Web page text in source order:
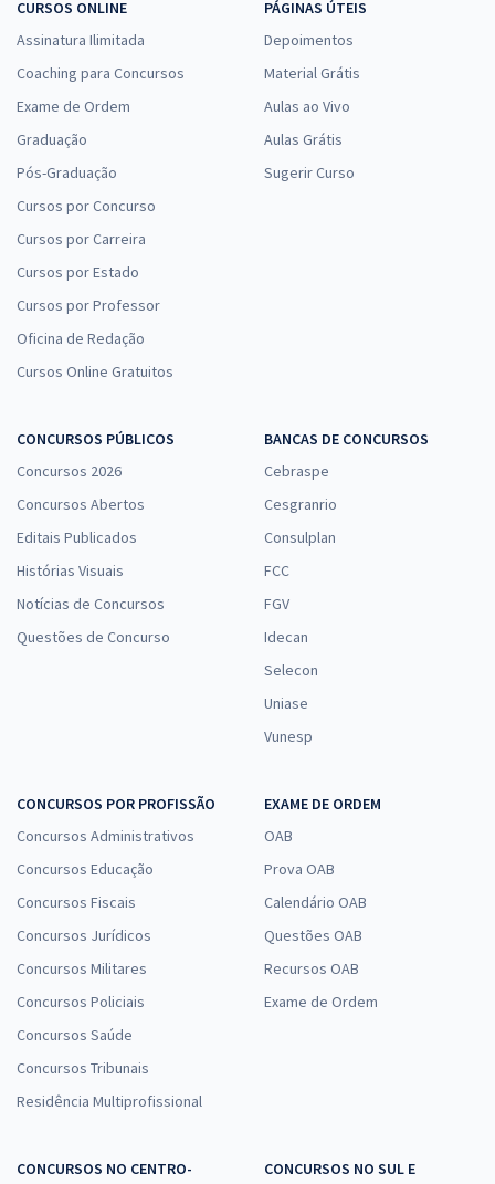
CURSOS ONLINE
Assinatura Ilimitada
Coaching para Concursos
Exame de Ordem
Graduação
Pós-Graduação
Cursos por Concurso
Cursos por Carreira
Cursos por Estado
Cursos por Professor
Oficina de Redação
Cursos Online Gratuitos
PÁGINAS ÚTEIS
Depoimentos
Material Grátis
Aulas ao Vivo
Aulas Grátis
Sugerir Curso
CONCURSOS PÚBLICOS
Concursos 2026
Concursos Abertos
Editais Publicados
Histórias Visuais
Notícias de Concursos
Questões de Concurso
BANCAS DE CONCURSOS
Cebraspe
Cesgranrio
Consulplan
FCC
FGV
Idecan
Selecon
Uniase
Vunesp
CONCURSOS POR PROFISSÃO
Concursos Administrativos
Concursos Educação
Concursos Fiscais
Concursos Jurídicos
Concursos Militares
Concursos Policiais
Concursos Saúde
Concursos Tribunais
Residência Multiprofissional
EXAME DE ORDEM
OAB
Prova OAB
Calendário OAB
Questões OAB
Recursos OAB
Exame de Ordem
CONCURSOS NO CENTRO-
CONCURSOS NO SUL E